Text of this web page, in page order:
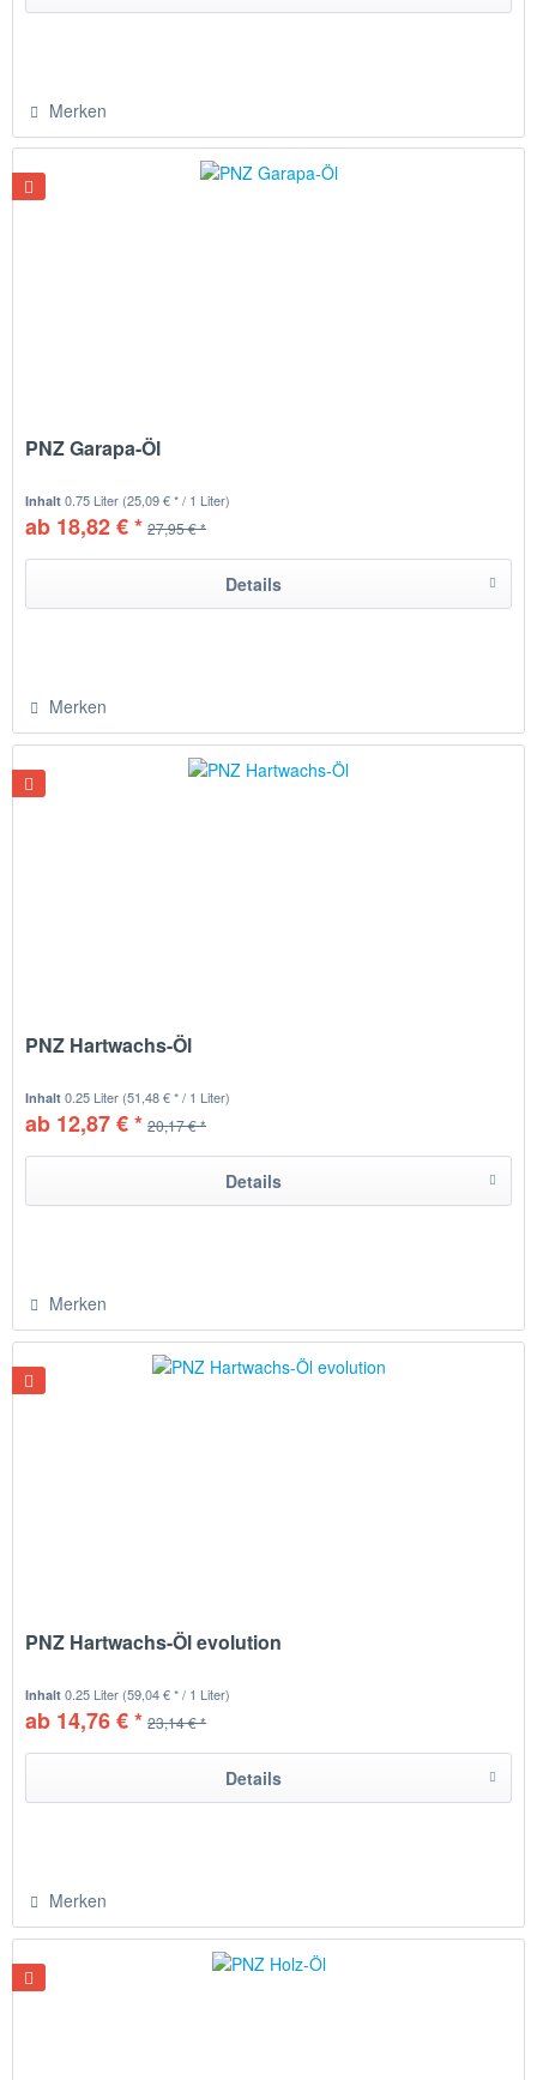
Merken
PNZ Garapa-Öl
Inhalt0.75 Liter (25,09 € * / 1 Liter)
ab 18,82 € * 27,95 € *
Details
Merken
PNZ Hartwachs-Öl
Inhalt0.25 Liter (51,48 € * / 1 Liter)
ab 12,87 € * 20,17 € *
Details
Merken
PNZ Hartwachs-Öl evolution
Inhalt0.25 Liter (59,04 € * / 1 Liter)
ab 14,76 € * 23,14 € *
Details
Merken